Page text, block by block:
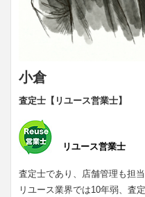
小倉
査定士【リユース営業士】
リユース営業士
査定士であり、店舗管理も担
リユース業界では10年弱、査